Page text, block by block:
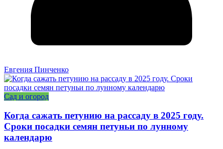
Евгения Пинченко
Сад и огород
Когда сажать петунию на рассаду в 2025 году.
Сроки посадки семян петуньи по лунному
календарю